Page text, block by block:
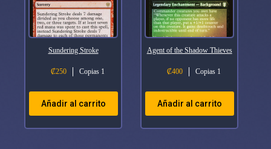
Sundering Stroke
₡250 Copias 1
Añadir al carrito
Agent of the Shadow Thieves
₡400 Copias 1
Añadir al carrito